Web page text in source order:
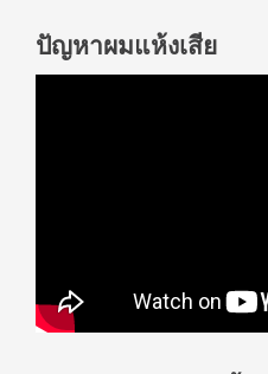
ปัญหาผมแห้งเสีย